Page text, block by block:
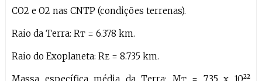
CO2 e O2 nas CNTP (condições terrenas).
Raio da Terra: RT= 6.378 km.
Raio do Exoplaneta: RE= 8.735 km.